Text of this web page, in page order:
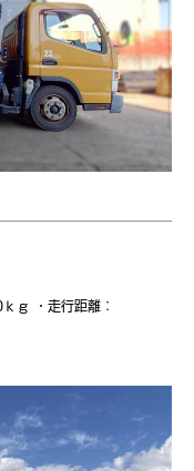
ｇ ・走行距離：